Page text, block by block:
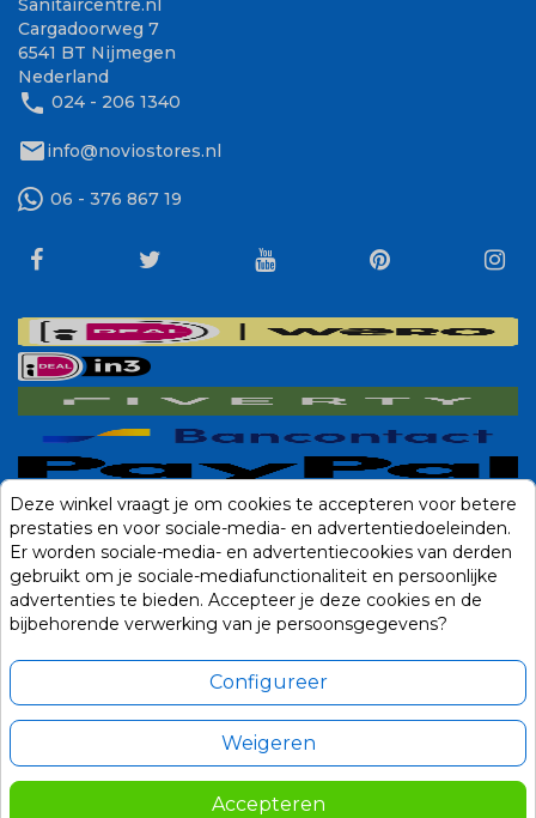
Sanitaircentre.nl
Cargadoorweg 7
6541 BT Nijmegen
Nederland
phone 024 - 206 1340
mailinfo@noviostores.nl
06 - 376 867 19
Deze winkel vraagt je om cookies te accepteren voor betere
prestaties en voor sociale-media- en advertentiedoeleinden.
Er worden sociale-media- en advertentiecookies van derden
gebruikt om je sociale-mediafunctionaliteit en persoonlijke
advertenties te bieden. Accepteer je deze cookies en de
bijbehorende verwerking van je persoonsgegevens?
Configureer
Weigeren
Accepteren